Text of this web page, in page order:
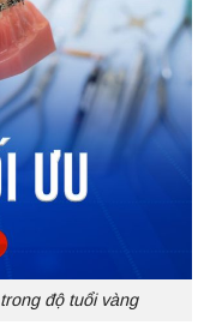
độ tuổi vàng